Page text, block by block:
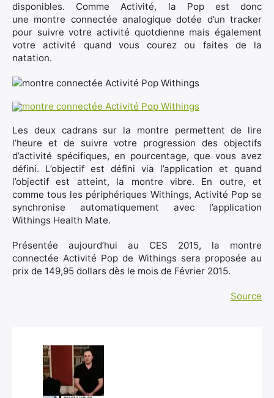
disponibles. Comme Activité, la Pop est donc
une montre connectée analogique dotée d’un tracker
pour suivre votre activité quotdienne mais également
votre activité quand vous courez ou faites de la
natation.
Les deux cadrans sur la montre permettent de lire
l’heure et de suivre votre progression des objectifs
d’activité spécifiques, en pourcentage, que vous avez
défini. L’objectif est défini via l’application et quand
l’objectif est atteint, la montre vibre. En outre, et
comme tous les périphériques Withings, Activité Pop se
synchronise automatiquement avec l’application
Withings Health Mate.
Présentée aujourd’hui au CES 2015, la montre
connectée Activité Pop de Withings sera proposée au
prix de 149,95 dollars dès le mois de Février 2015.
Source
Rechercher
: